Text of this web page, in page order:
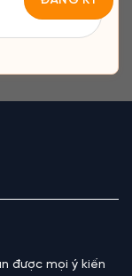
được mọi ý kiến